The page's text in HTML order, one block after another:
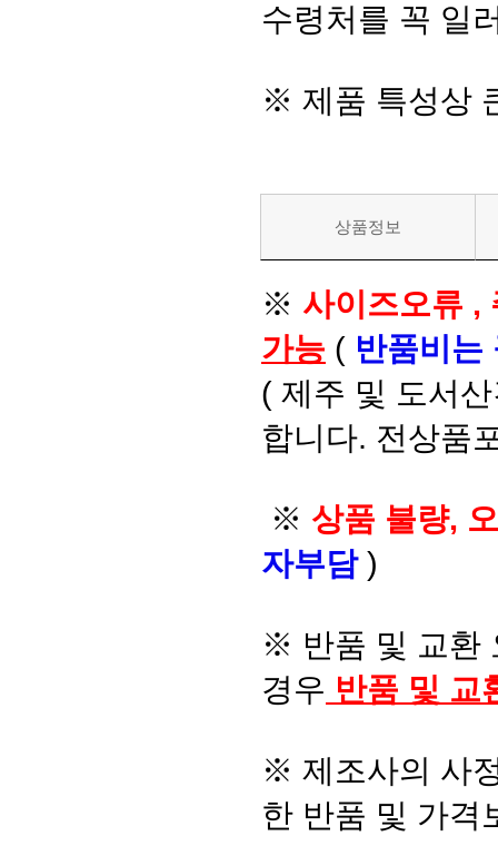
수령처를 꼭 일
※ 제품 특성상
상품정보
※ 사이즈오류 ,
가능 ( 반품비는
( 제주 및 도서
합니다. 전상품
※ 상품 불량,
자부담 )
※ 반품 및 교환
경우 반품 및 교
※ 제조사의 사
한 반품 및 가격